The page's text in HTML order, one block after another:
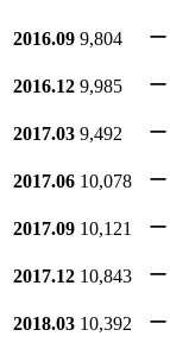
2016.09 9,804 ー
2016.12 9,985 ー
2017.03 9,492 ー
2017.06 10,078 ー
2017.09 10,121 ー
2017.12 10,843 ー
2018.03 10,392 ー